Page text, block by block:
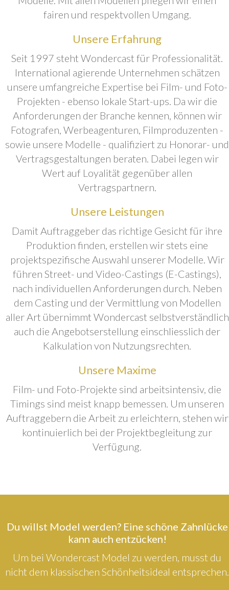
fairen und respektvollen Umgang.
Unsere Erfahrung
Seit 1997 steht Wondercast für Professionalität.
International agierende Unternehmen schätzen
unsere umfangreiche Expertise bei Film- und Foto-
Projekten - ebenso lokale Start-ups. Da wir die
Anforderungen der Branche kennen, können wir
Fotografen, Werbeagenturen, Filmproduzenten -
sowie unsere Modelle - qualifiziert zu Honorar- und
Vertragsgestaltungen beraten. Dabei legen wir
Wert auf Loyalität gegenüber allen
Vertragspartnern.
Unsere Leistungen
Damit Auftraggeber das richtige Gesicht für ihre
Produktion finden, erstellen wir stets eine
projektspezifische Auswahl unserer Modelle. Wir
führen Street- und Video-Castings (E-Castings),
nach individuellen Anforderungen durch. Neben
dem Casting und der Vermittlung von Modellen
aller Art übernimmt Wondercast selbstverständlich
auch die Angebotserstellung einschliesslich der
Kalkulation von Nutzungsrechten.
Unsere Maxime
Film- und Foto-Projekte sind arbeitsintensiv, die
Timings sind meist knapp bemessen. Um unseren
Auftraggebern die Arbeit zu erleichtern, stehen wir
kontinuierlich bei der Projektbegleitung zur
Verfügung.
Du willst Model werden? Eine schöne Zahnlücke
kann auch entzücken!
Um bei Wondercast Model zu werden, musst du
nicht dem klassischen Schönheitsideal entsprechen.